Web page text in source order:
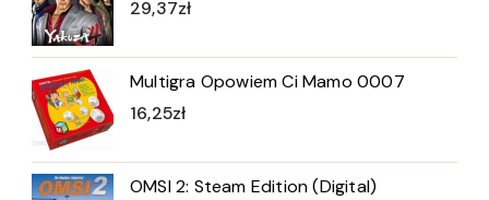
29,37zł
Multigra Opowiem Ci Mamo 0007
16,25zł
OMSI 2: Steam Edition (Digital)